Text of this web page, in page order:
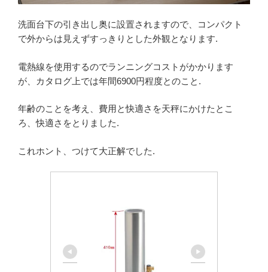
洗面台下の引き出し奥に設置されますので、コンパクト
で外からは見えずすっきりとした外観となります.
電熱線を使用するのでランニングコストがかかります
が、カタログ上では年間6900円程度とのこと.
年齢のことを考え、費用と快適さを天秤にかけたとこ
ろ、快適さをとりました.
これホント、つけて大正解でした.